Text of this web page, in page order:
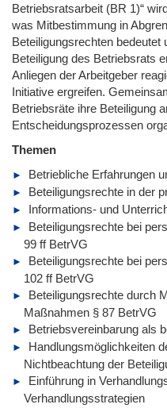
Betriebsratsarbeit (BR 1)“
was Mitbestimmung in
Beteiligungsrechten bedeutet
Beteiligung des Betriebsrats
Anliegen der Arbeitgeber
Initiative ergreifen.
Betriebsräte ihre Beteiligung
Entscheidungsprozessen
Themen
Betriebliche Erfahrungen
Beteiligungsrechte in der
Informations- und
Beteiligungsrechte bei
99 ff BetrVG
Beteiligungsrechte bei
102 ff BetrVG
Beteiligungsrechte durch
Maßnahmen § 87 BetrVG
Betriebsvereinbarung als
Handlungsmöglichkeiten
Nichtbeachtung der
Einführung in
Verhandlungsstrategien